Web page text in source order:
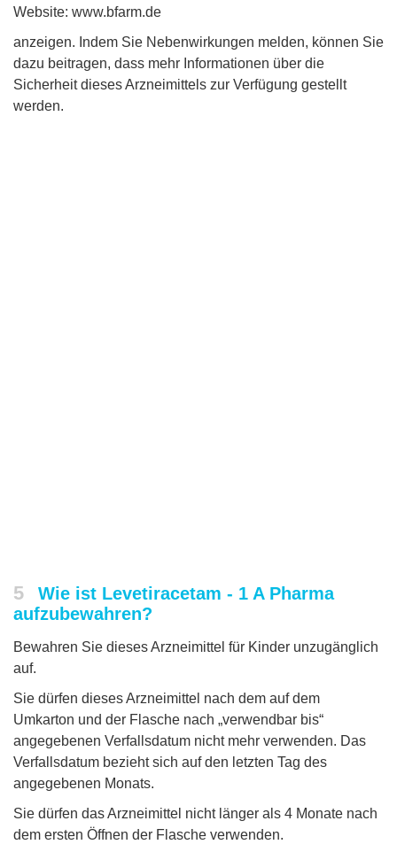
Website: www.bfarm.de
anzeigen. Indem Sie Nebenwirkungen melden, können Sie
dazu beitragen, dass mehr Informationen über die
Sicherheit dieses Arzneimittels zur Verfügung gestellt
werden.
5
Wie ist Levetiracetam - 1 A Pharma
aufzubewahren?
Bewahren Sie dieses Arzneimittel für Kinder unzugänglich
auf.
Sie dürfen dieses Arzneimittel nach dem auf dem
Umkarton und der Flasche nach „verwendbar bis“
angegebenen Verfallsdatum nicht mehr verwenden. Das
Verfallsdatum bezieht sich auf den letzten Tag des
angegebenen Monats.
Sie dürfen das Arzneimittel nicht länger als 4 Monate nach
dem ersten Öffnen der Flasche verwenden.